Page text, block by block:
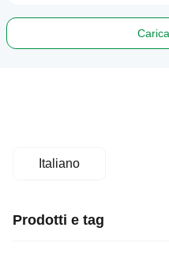
Italiano
Prodotti e tag